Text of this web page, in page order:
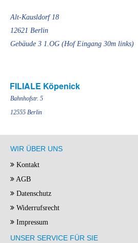
Alt-Kausldorf 18
12621 Berlin
Gebäude 3 1.OG (Hof Eingang 30m links)
FILIALE Köpenick
Bahnhofstr. 5
12555 Berlin
WIR ÜBER UNS
Kontakt
AGB
Datenschutz
Widerrufsrecht
Impressum
UNSER SERVICE FÜR SIE